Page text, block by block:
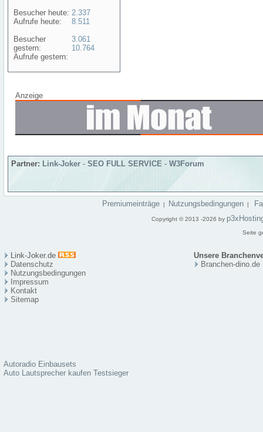
Besucher heute:
Aufrufe heute:
Besucher
gestern:
Aufrufe gestern:
2.337
8.511
3.061
10.764
Anzeige
Partner: Link-Joker - SEO FULL SERVICE - W3Forum
Premiumeinträge | Nutzungsbedingungen |
Copyright © 2013 -2026 by
Seite
Link-Joker.de
Unsere
Datenschutz
Nutzungsbedingungen
Impressum
Kontakt
Sitemap
Branchen-dino.de
Autoradio Einbausets
Auto Lautsprecher kaufen Testsieger